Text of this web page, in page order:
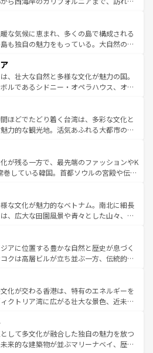
観光を楽しむこともできる。 なお、新
コンテンツ一覧 を参照してほしい。
は、観光、ショッピング、エンターテイ
た刺激的なスポットだ。一方、アメリカ
広がり、グランドキャニオンやイエロー
ンズでは、音楽と美食が融合した独特の
者はアメリカの各地域で異なる魅力を楽
多様性と豊かな歴史を感じることができ
ルだ。 なお、新着のアメリカ
一覧を参照してほしい。
な気候に恵まれ、多くの島で構成される
も独自の魅力をもっている。大自然の神
い。また、定番の観光地といえばオアフ
然を求めるならマウイ島やカウアイ島が
ルドグリーンに輝く海をはじめ、豊かな
心で訪れる人々を迎えてくれるハワイの
ーカルフードやハワイアンミュージッ
ダンスなど、すべてがハワイの魅力を彩
。 なお、新着のハワイ情報
を参照してほしい。
、壮大な自然と多様な文化が魅力の国。
ルであるシドニー・オペラハウス、オー
中央部にそびえるウルル（エアーズロッ
の美しい原生林やケアンズの熱帯雨林な
くさん。また、カフェやワイン、オージ
ティも充実しており、サーフィンやダイ
グなど、アウトドア好きにはたまらな
アの多彩な魅力を存分に味わいつくそ
ほどでたどり着く台湾は、多彩な文化と
力的な観光地。活気あふれる大都市の台
岳地帯である台湾東部など、都市の喧騒
共存しており、訪れる人に新しい発見と
くれる。また、奥深い台湾の食文化も魅
のスイーツなど、バラエティ豊かな料理
わえる。 なお、新着の台湾情報は コンテンツ一覧を参
が残る一方で、最先端のファッションやK
巻している韓国。首都ソウルの宮殿や伝統
ばせば四季折々の自然美を楽しむことが
キムチや焼肉、絶品のストリートフード
韓国料理が待っている。夜には、韓国な
がら、韓国の多彩な魅力を心ゆくまで味
わってみてほしい。 なお、新着の韓国情報はコンテンツ一
い。
な文化が魅力的なベトナム。南北に細長
、広大な田園風景や青々とした山々、世
伝統が息づく。ハノイの古い町並みやホ
ンス統治時代の建物も、独特の雰囲気を
また、バラエティの豊かさとおいしさで
インミー、ベトナムコーヒーなどは、ぜ
い。どの地域を訪れてもあたたかい人々
くれるので、きっと忘れられない旅にな
アに位置する豊かな自然と歴史が息づく
クは高層ビルが立ち並ぶ一方、伝統的な
いる。北部ではチェンマイなどの山岳地
い、南部ではプーケットやクラビの美し
ト気分を楽しむことができる。タイ料理
年中温暖で、どの季節にも異なる楽しみ
しみやすいタイの人々、仏教を中心とし
様な観光資源が、訪れる旅人を魅了し続
化が交わる香港は、特有のエネルギーを
クトリア湾に広がる壮大な景色、近未来
も感動するはず。観光スポットが密集し
見どころを回れるのも魅力。息をのむよ
的な体験まで、香港を存分に楽しみ尽く
して多文化が融合した独自の魅力を放つ
来的な建築物が並ぶマリーナベイ、歴史